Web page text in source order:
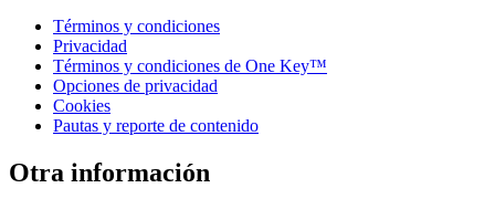
Términos y condiciones
Privacidad
Términos y condiciones de One Key™
Opciones de privacidad
Cookies
Pautas y reporte de contenido
Otra información